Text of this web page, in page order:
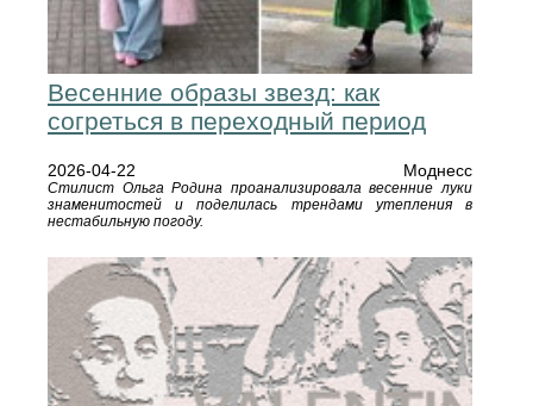
Весенние образы звезд: как
согреться в переходный период
2026-04-22 Моднесс
Стилист Ольга Родина проанализировала весенние луки
знаменитостей и поделилась трендами утепления в
нестабильную погоду.